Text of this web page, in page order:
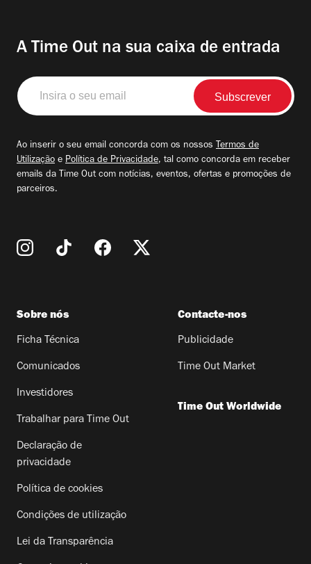
A Time Out na sua caixa de entrada
Insira
o
seu
Ao inserir o seu email concorda com os nossos Termos de
Utilização e Política de Privacidade, tal como concorda em receber
emails da Time Out com notícias, eventos, ofertas e promoções de
parceiros.
Sobre nós
Ficha Técnica
Comunicados
Investidores
Trabalhar para Time Out
Declaração de
privacidade
Política de cookies
Condições de utilização
Lei da Transparência
Contacte-nos
Publicidade
Time Out Market
Time Out Worldwide